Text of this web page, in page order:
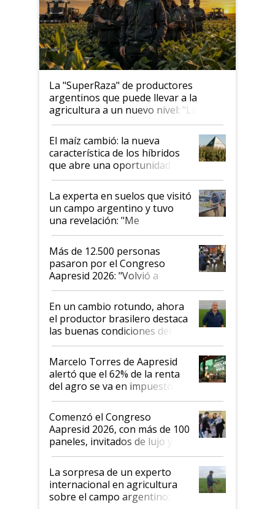
La "SuperRaza" de productores
argentinos que puede llevar a la
agricultura a un nuevo nivel: "Las
posibilidades de crecimiento son
infinitas"
El maíz cambió: la nueva
característica de los híbridos
que abre una oportunidad en
el lote
La experta en suelos que visitó
un campo argentino y tuvo
una revelación: "Me
impresionó mucho"
Más de 12.500 personas
pasaron por el Congreso
Aapresid 2026: "Volvió a
demostrar que hablar del
suelo es hablar de todo el
sistema productivo"
En un cambio rotundo, ahora
el productor brasilero destaca
las buenas condiciones del
agro argentino para invertir:
"Los veo más motivados"
Marcelo Torres de Aapresid
alertó que el 62% de la renta
del agro se va en impuestos:
"No es bueno que en
Argentina se sigan discutiendo
las mismas cosas de hace 50
años"
Comenzó el Congreso
Aapresid 2026, con más de 100
paneles, invitados de lujo y
todas las tendencias
La sorpresa de un experto
internacional en agricultura
sobre el campo argentino: